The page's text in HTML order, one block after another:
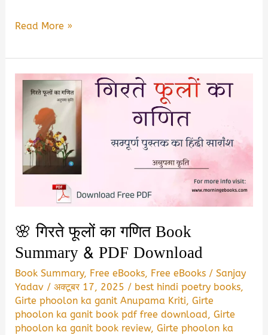
Mitti
Aasman
Book
Summary
Hindi
PDF
Download
Read More »
🌸 गिरते फूलों का गणित Book
Summary & PDF Download
Book Summary, Free eBooks, Free eBooks /Sanjay
Yadav /अक्टूबर 17, 2025 / best hindi poetry books,
Girte phoolon ka ganit Anupama Kriti,Girte
phoolon ka ganit book pdf free download,Girte
phoolon ka ganit book review,Girte phoolon ka